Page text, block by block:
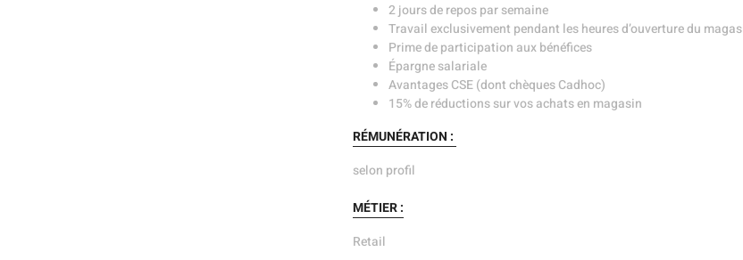
2 jours de repos par semaine
Travail exclusivement pendant les heures d’ouverture du
Prime de participation aux bénéfices
Épargne salariale
Avantages CSE (dont chèques Cadhoc)
15% de réductions sur vos achats en magasin
RÉMUNÉRATION :
selon profil
MÉTIER :
Retail